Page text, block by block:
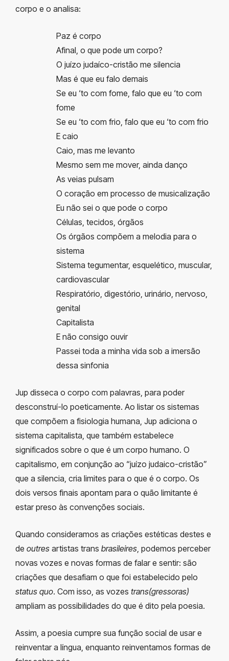
corpo e o analisa:
Paz é corpo
Afinal, o que pode um corpo?
O juízo judaíco-cristão me silencia
Mas é que eu falo demais
Se eu ‘to com fome, falo que eu ‘to com
fome
Se eu ‘to com frio, falo que eu ‘to com frio
E caio
Caio, mas me levanto
Mesmo sem me mover, ainda danço
As veias pulsam
O coração em processo de musicalização
Eu não sei o que pode o corpo
Células, tecidos, órgãos
Os órgãos compõem a melodia para o
sistema
Sistema tegumentar, esquelético, muscular,
cardiovascular
Respiratório, digestório, urinário, nervoso,
genital
Capitalista
E não consigo ouvir
Passei toda a minha vida sob a imersão
dessa sinfonia
Jup disseca o corpo com palavras, para poder
desconstruí-lo poeticamente. Ao listar os sistemas
que compõem a fisiologia humana, Jup adiciona o
sistema capitalista, que também estabelece
significados sobre o que é um corpo humano. O
capitalismo, em conjunção ao “juízo judaico-cristão”
que a silencia, cria limites para o que é o corpo. Os
dois versos finais apontam para o quão limitante é
estar preso às convenções sociais.
Quando consideramos as criações estéticas destes e
de outres artistas trans brasileires , podemos perceber
novas vozes e novas formas de falar e sentir: são
criações que desafiam o que foi estabelecido pelo
status quo. Com isso, as vozes trans(gressoras)
ampliam as possibilidades do que é dito pela poesia.
Assim, a poesia cumpre sua função social de usar e
reinventar a língua, enquanto reinventamos formas de